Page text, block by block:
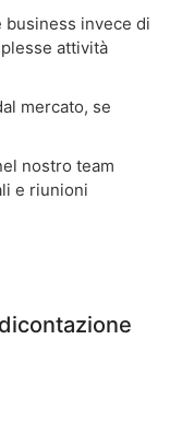
invece di
attività
mercato, se
nostro team
e riunioni